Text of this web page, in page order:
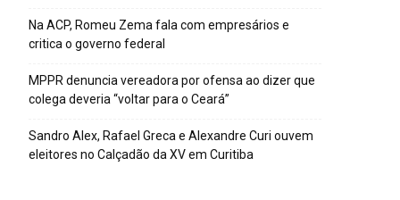
Na ACP, Romeu Zema fala com empresários e
critica o governo federal
MPPR denuncia vereadora por ofensa ao dizer que
colega deveria “voltar para o Ceará”
Sandro Alex, Rafael Greca e Alexandre Curi ouvem
eleitores no Calçadão da XV em Curitiba